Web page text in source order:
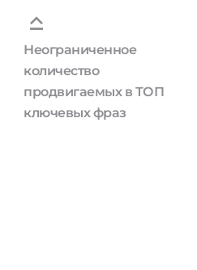
Неограниченное
количество
продвигаемых в ТОП
ключевых фраз